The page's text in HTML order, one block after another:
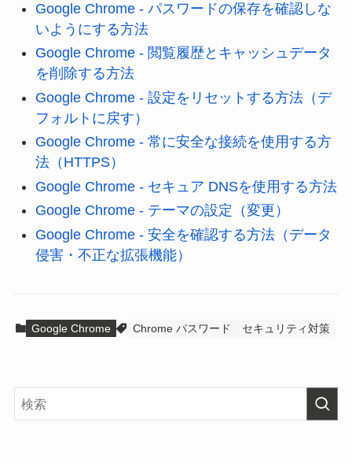
Google Chrome - パスワードの保存を確認しな
いようにする方法
Google Chrome - 閲覧履歴とキャッシュデータ
を削除する方法
Google Chrome - 設定をリセットする方法（デ
フォルトに戻す）
Google Chrome - 常に安全な接続を使用する方
法（HTTPS）
Google Chrome - セキュア DNSを使用する方法
Google Chrome - テーマの設定（変更）
Google Chrome - 安全を確認する方法（データ
侵害・不正な拡張機能）
Google Chrome Chrome パスワード セキュリティ対策